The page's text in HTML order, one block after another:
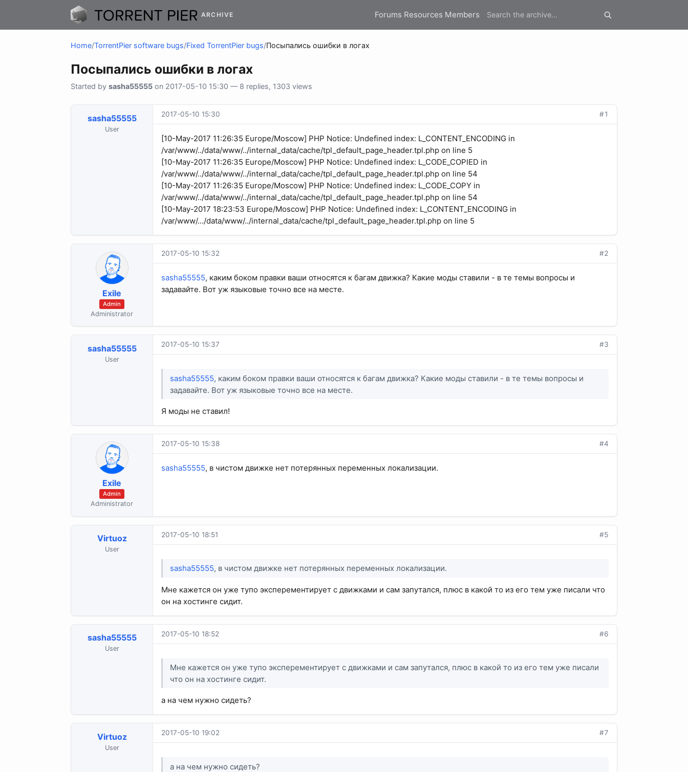
ARCHIVE Forums Resources Members
Home/TorrentPier software bugs/Fixed TorrentPier bugs/Посыпались ошибки в логах
Посыпались ошибки в логах
Started by sasha55555 on 2017-05-10 15:30 — 8 replies, 1303 views
sasha55555
User
2017-05-10 15:30 #1
[10-May-2017 11:26:35 Europe/Moscow] PHP Notice: Undefined index: L_CONTENT_ENCODING in
/var/www/../data/www/../internal_data/cache/tpl_default_page_header.tpl.php on line 5
[10-May-2017 11:26:35 Europe/Moscow] PHP Notice: Undefined index: L_CODE_COPIED in
/var/www/../data/www/../internal_data/cache/tpl_default_page_header.tpl.php on line 54
[10-May-2017 11:26:35 Europe/Moscow] PHP Notice: Undefined index: L_CODE_COPY in
/var/www/../data/www/../internal_data/cache/tpl_default_page_header.tpl.php on line 54
[10-May-2017 18:23:53 Europe/Moscow] PHP Notice: Undefined index: L_CONTENT_ENCODING in
/var/www/.../data/www/../internal_data/cache/tpl_default_page_header.tpl.php on line 5
Exile
Admin
Administrator
2017-05-10 15:32 #2
sasha55555, каким боком правки ваши относятся к багам движка? Какие моды ставили - в те темы вопросы и
задавайте. Вот уж языковые точно все на месте.
sasha55555
User
2017-05-10 15:37 #3
sasha55555, каким боком правки ваши относятся к багам движка? Какие моды ставили - в те темы вопросы и
задавайте. Вот уж языковые точно все на месте.
Я моды не ставил!
Exile
Admin
Administrator
2017-05-10 15:38 #4
sasha55555, в чистом движке нет потерянных переменных локализации.
Virtuoz
User
2017-05-10 18:51 #5
sasha55555, в чистом движке нет потерянных переменных локализации.
Мне кажется он уже тупо эксперементирует с движками и сам запутался, плюс в какой то из его тем уже писали что
он на хостинге сидит.
sasha55555
User
2017-05-10 18:52 #6
Мне кажется он уже тупо эксперементирует с движками и сам запутался, плюс в какой то из его тем уже писали
что он на хостинге сидит.
а на чем нужно сидеть?
Virtuoz
User
2017-05-10 19:02 #7
а на чем нужно сидеть?